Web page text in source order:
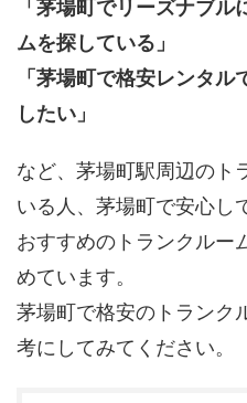
「茅場町でリーズナブ
ムを探している」
「茅場町で格安レンタ
したい」
など、茅場町駅周辺のト
いる人、茅場町で安心し
おすすめのトランクルー
めています。
茅場町で格安のトランク
考にしてみてください。